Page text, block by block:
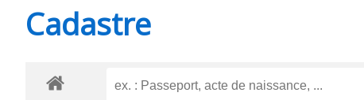
THÉNAC
Cadastre